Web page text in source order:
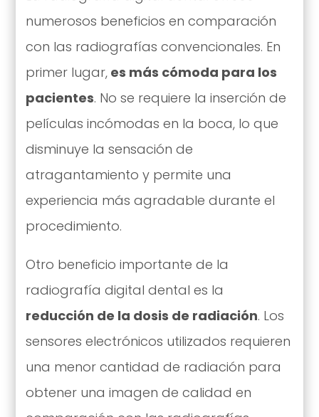
numerosos beneficios en comparación
con las radiografías convencionales. En
primer lugar,es más cómoda para los
pacientes. No se requiere la inserción de
películas incómodas en la boca, lo que
disminuye la sensación de
atragantamiento y permite una
experiencia más agradable durante el
procedimiento.
Otro beneficio importante de la
radiografía digital dental es la
reducción de la dosis de radiación. Los
sensores electrónicos utilizados requieren
una menor cantidad de radiación para
obtener una imagen de calidad en